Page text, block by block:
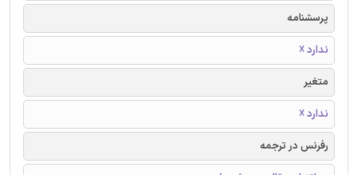
پرسشنامه
ندارد ☓
متغیر
ندارد ☓
رفرنس در ترجمه